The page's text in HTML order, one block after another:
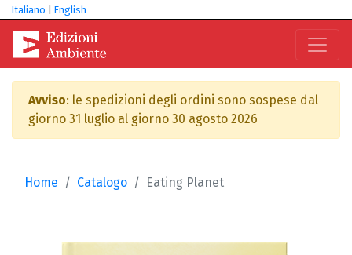
Italiano English
Avviso: le spedizioni degli ordini sono sospese dal
giorno 31 luglio al giorno 30 agosto 2026
Home Catalogo Eating Planet